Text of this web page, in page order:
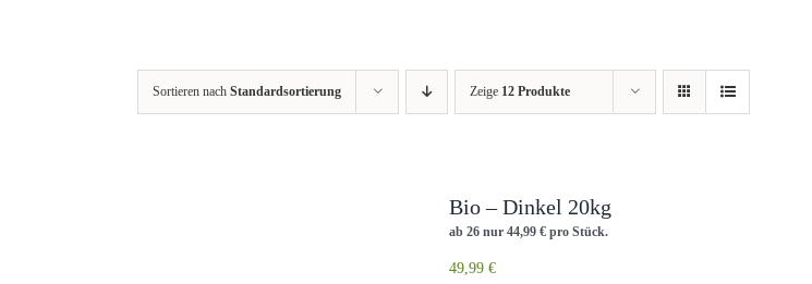
Sortieren nachStandardsortierung Zeige 12 Produkte
Bio – Dinkel 20kg
ab 26 nur 44,99 €pro Stück.
49,99 €